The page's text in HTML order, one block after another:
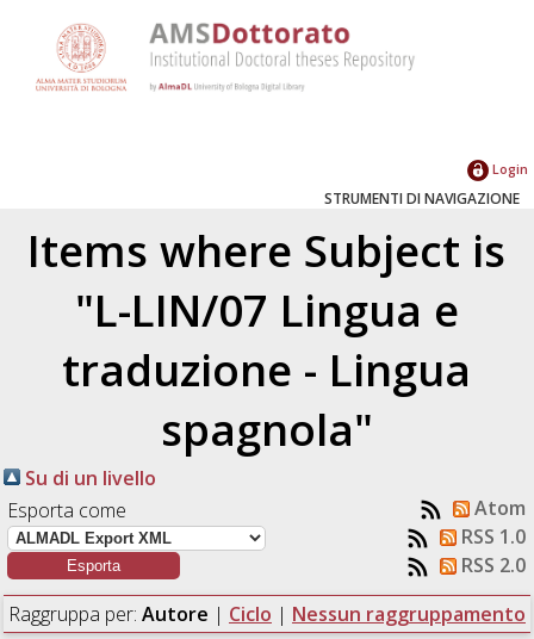
Login
STRUMENTI DI NAVIGAZIONE
Items where Subject is
"L-LIN/07 Lingua e
traduzione - Lingua
spagnola"
Su di un livello
Esporta come
Atom
RSS 1.0
RSS 2.0
Raggruppa per: Autore | Ciclo | Nessun raggruppamento